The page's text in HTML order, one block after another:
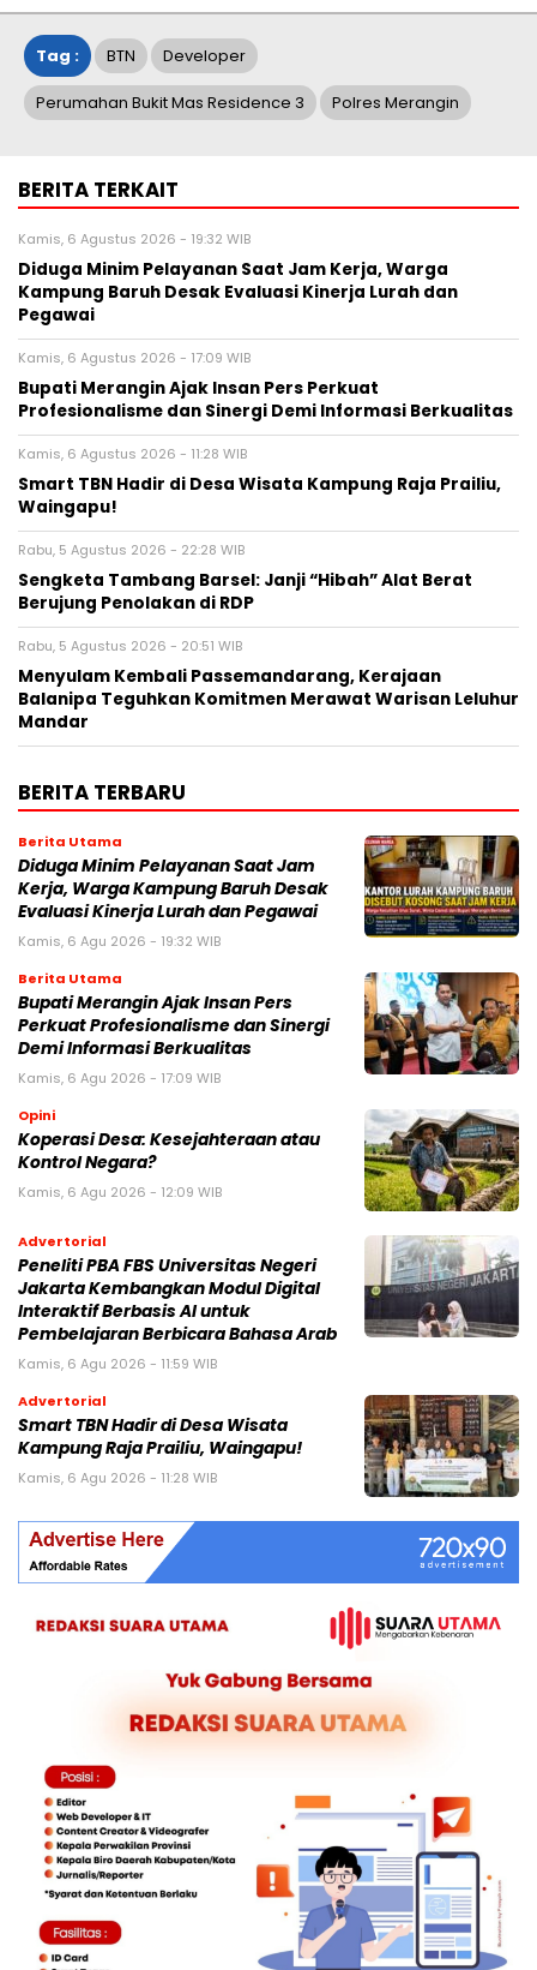
Tag : BTN Developer
Perumahan Bukit Mas Residence 3 Polres Merangin
BERITA TERKAIT
Kamis, 6 Agustus 2026 - 19:32 WIB
Diduga Minim Pelayanan Saat Jam Kerja, Warga
Kampung Baruh Desak Evaluasi Kinerja Lurah dan
Pegawai
Kamis, 6 Agustus 2026 - 17:09 WIB
Bupati Merangin Ajak Insan Pers Perkuat
Profesionalisme dan Sinergi Demi Informasi Berkualitas
Kamis, 6 Agustus 2026 - 11:28 WIB
Smart TBN Hadir di Desa Wisata Kampung Raja Prailiu,
Waingapu!
Rabu, 5 Agustus 2026 - 22:28 WIB
Sengketa Tambang Barsel: Janji “Hibah” Alat Berat
Berujung Penolakan di RDP
Rabu, 5 Agustus 2026 - 20:51 WIB
Menyulam Kembali Passemandarang, Kerajaan
Balanipa Teguhkan Komitmen Merawat Warisan Leluhur
Mandar
BERITA TERBARU
Berita Utama
Diduga Minim Pelayanan Saat Jam
Kerja, Warga Kampung Baruh Desak
Evaluasi Kinerja Lurah dan Pegawai
Kamis, 6 Agu 2026 - 19:32 WIB
Berita Utama
Bupati Merangin Ajak Insan Pers
Perkuat Profesionalisme dan Sinergi
Demi Informasi Berkualitas
Kamis, 6 Agu 2026 - 17:09 WIB
Opini
Koperasi Desa: Kesejahteraan atau
Kontrol Negara?
Kamis, 6 Agu 2026 - 12:09 WIB
Advertorial
Peneliti PBA FBS Universitas Negeri
Jakarta Kembangkan Modul Digital
Interaktif Berbasis AI untuk
Pembelajaran Berbicara Bahasa Arab
Kamis, 6 Agu 2026 - 11:59 WIB
Advertorial
Smart TBN Hadir di Desa Wisata
Kampung Raja Prailiu, Waingapu!
Kamis, 6 Agu 2026 - 11:28 WIB